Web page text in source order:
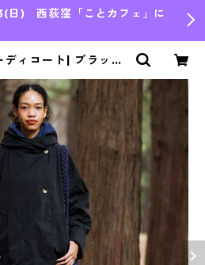
日) 西荻窪「ことカフェ」に
ディコート| ブラック
japon,